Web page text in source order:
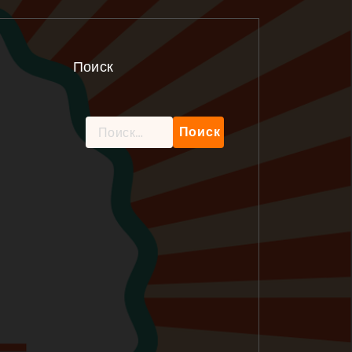
Поиск
Найти: